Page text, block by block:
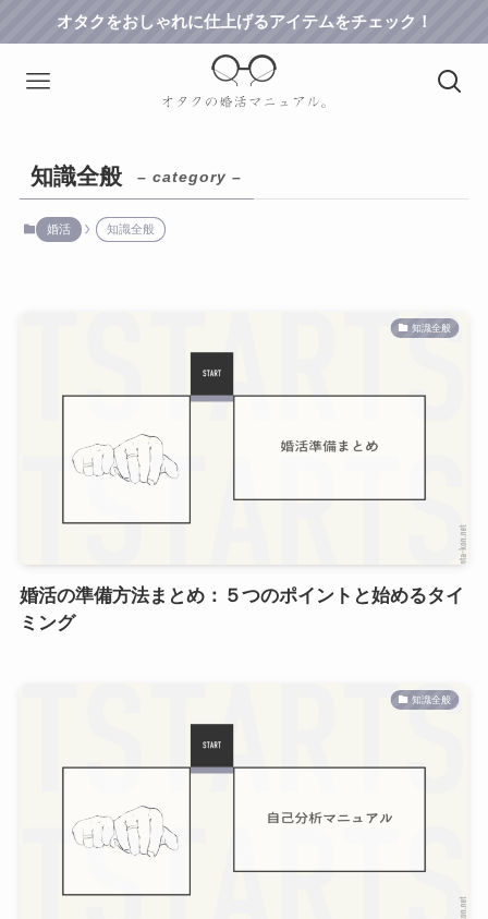
オタクをおしゃれに仕上げるアイテムをチェック！
知識全般 – category –
婚活 知識全般
知識全般
婚活の準備方法まとめ：５つのポイントと始めるタイ
ミング
知識全般